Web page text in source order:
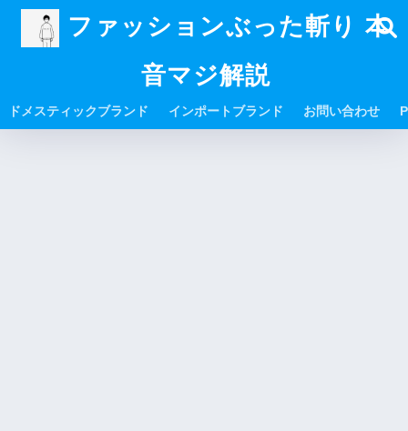
ファッションぶった斬り 本
音マジ解説
ドメスティックブランド インポートブランド お問い合わせ